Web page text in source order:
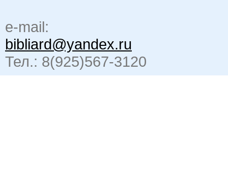
e-mail:
bibliard@yandex.ru
Тел.: 8(925)567-3120